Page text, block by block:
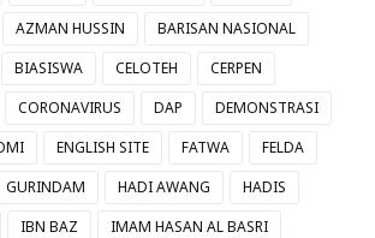
AZMAN HUSSIN
BARISAN NASIONAL
BIASISWA CELOTEH
CERPEN
CORONAVIRUS DAP
DEMONSTRASI
ENGLISH SITE FATWA
FELDA
GURINDAM HADI AWANG
HADIS
IBN BAZ
IMAM HASAN AL BASRI